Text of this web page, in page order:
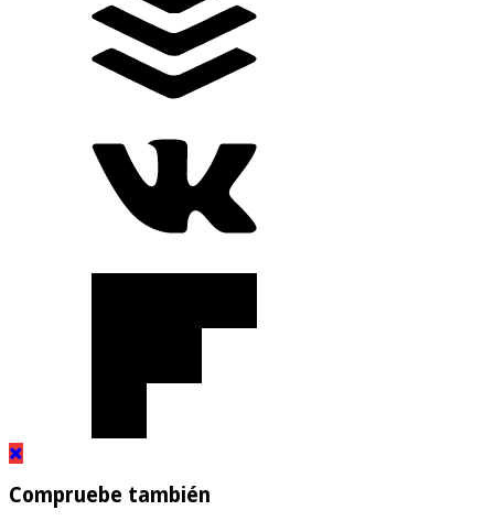
Compruebe también